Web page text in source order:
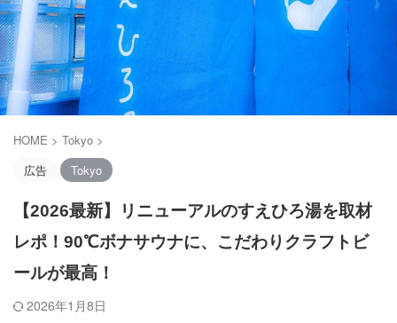
HOME > Tokyo >
広告
Tokyo
【2026最新】リニューアルのすえひろ湯を取材
レポ！90℃ボナサウナに、こだわりクラフトビ
ールが最高！
2026年1月8日